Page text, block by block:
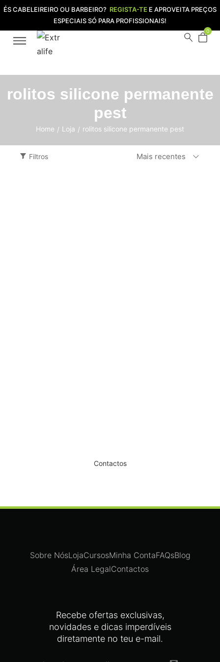
ÉS CABELEIREIRO OU BARBEIRO? REGISTA-TE E APROVEITA PREÇOS
ESPECIAIS SÓ PARA PROFISSIONAIS!
0
rolitos silicone permanente
pest
Home / Loja / rolitos silicone permanente pest
Filtros Mais recentes
Contactos
Recebe ofertas exclusivas,
novidades e dicas imperdíveis
diretamente no teu e-mail.
Sobre NósLojaCursosMinha ContaFAQsBlog
Área LegalContactos